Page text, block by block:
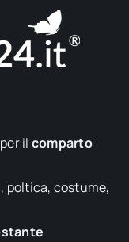
per il comparto
poltica, costume,